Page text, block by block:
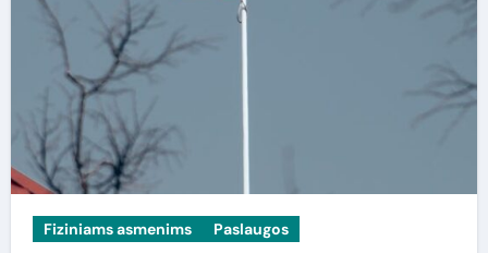
Fiziniams asmenims Paslaugos